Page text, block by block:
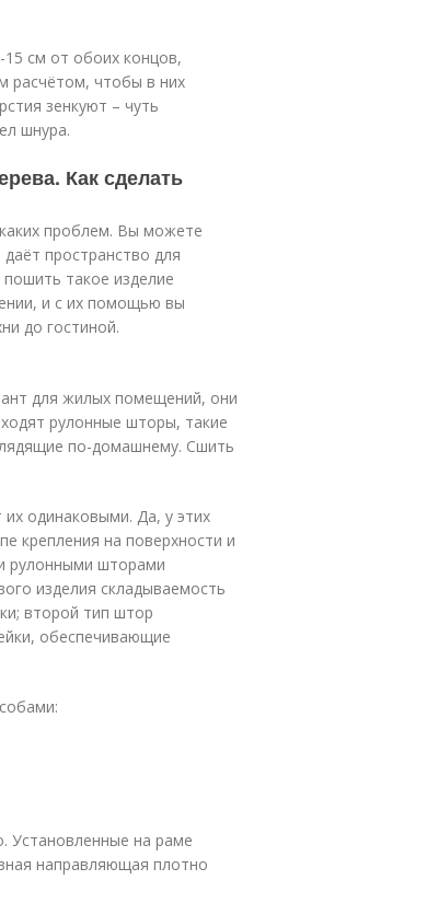
см от обоих концов,
расчётом, чтобы в них
зенкуют – чуть
шнура.
Как сделать
проблем. Вы можете
пространство для
такое изделие
и с их помощью вы
до гостиной.
для жилых помещений, они
рулонные шторы, такие
по-домашнему. Сшить
одинаковыми. Да, у этих
крепления на поверхности и
рулонными шторами
изделия складываемость
второй тип штор
обеспечивающие
Установленные на раме
направляющая плотно